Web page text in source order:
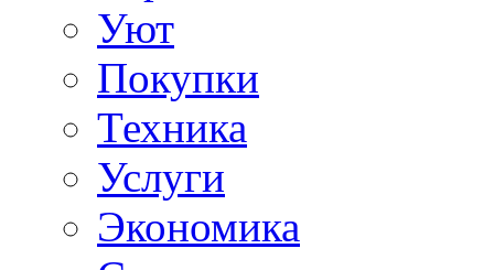
Уют
Покупки
Техника
Услуги
Экономика